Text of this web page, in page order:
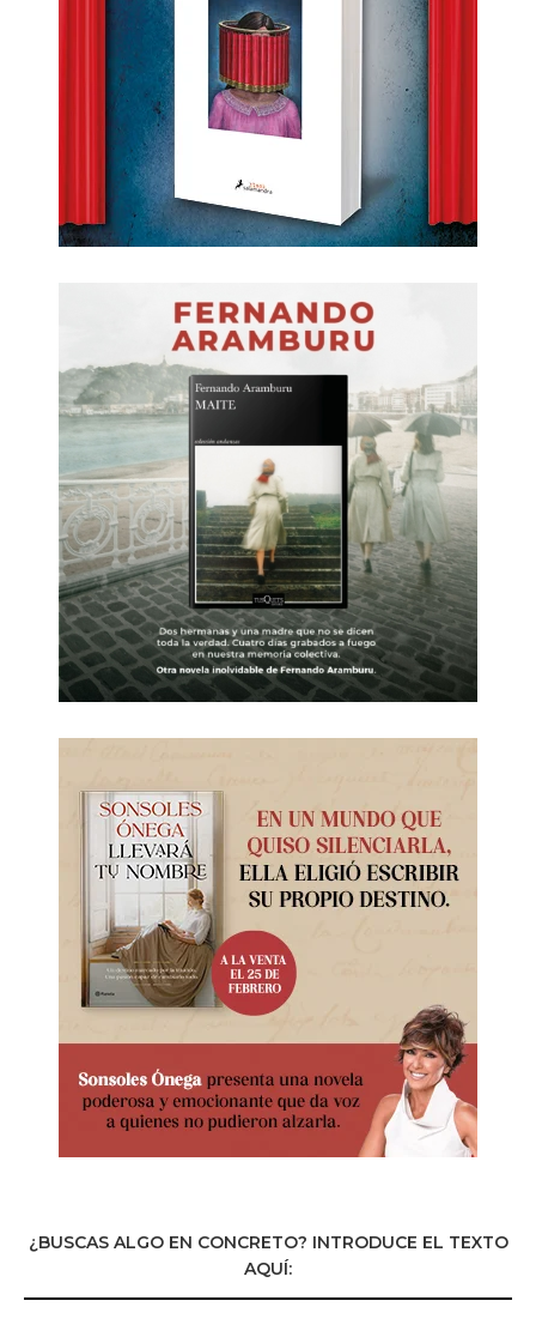
¿BUSCAS ALGO EN CONCRETO? INTRODUCE EL TEXTO
AQUÍ: